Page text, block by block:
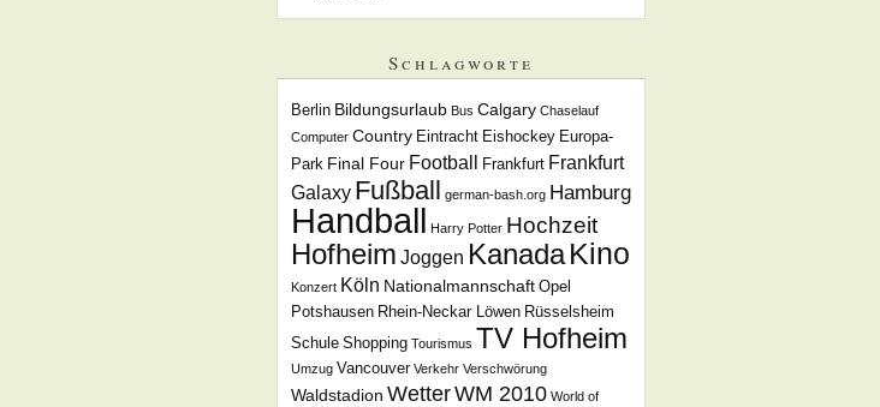
Schlagworte
Berlin Bildungsurlaub Bus Calgary Chaselauf
Computer Country Eintracht Eishockey Europa-
Park Final Four Football Frankfurt Frankfurt
Galaxy Fußball german-bash.org Hamburg
Handball Harry Potter Hochzeit
Hofheim Joggen KanadaKino
Konzert Köln Nationalmannschaft Opel
Potshausen Rhein-Neckar Löwen Rüsselsheim
Schule Shopping Tourismus TV Hofheim
Umzug Vancouver Verkehr Verschwörung
Waldstadion WetterWM 2010 World of